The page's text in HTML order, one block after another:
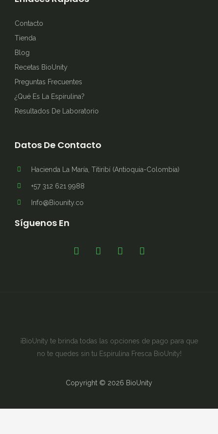
Datos De Contacto
Hacienda La María, Titiribí (Antioquia-Colombia)
+57 312 621 9988
Info@Biounity.co
Síguenos En
Contacto
Tienda
Blog
Recetas BioUnity
Preguntas Frecuentes
¿Qué Es La Espirulina?
Resultados De Laboratorio
¡BioUnity te brinda todas las opciones de pago para que
no te quedes sin tu Espirulina Fresca BioUnity!
Copyright © 2026 BioUnity